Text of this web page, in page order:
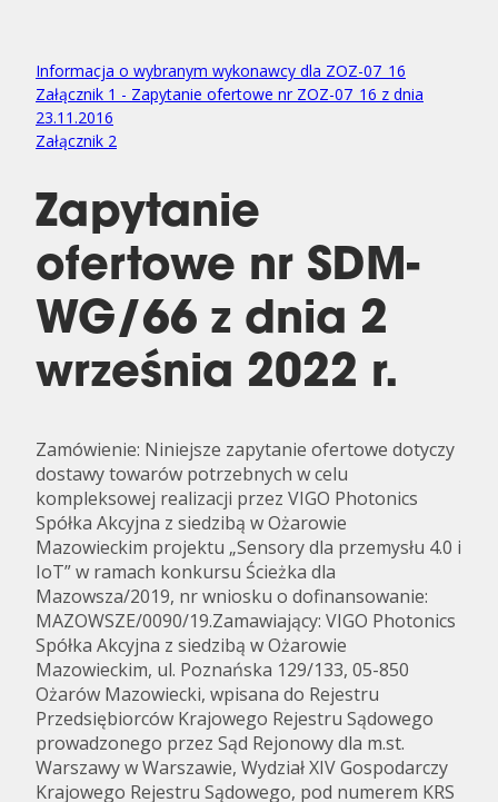
Informacja o wybranym wykonawcy dla ZOZ-07_16
Załącznik 1 - Zapytanie ofertowe nr ZOZ-07_16 z dnia
23.11.2016
Załącznik 2
Zapytanie
ofertowe nr SDM-
WG/66 z dnia 2
września 2022 r.
Zamówienie: Niniejsze zapytanie ofertowe dotyczy
dostawy towarów potrzebnych w celu
kompleksowej realizacji przez VIGO Photonics
Spółka Akcyjna z siedzibą w Ożarowie
Mazowieckim projektu „Sensory dla przemysłu 4.0 i
IoT” w ramach konkursu Ścieżka dla
Mazowsza/2019, nr wniosku o dofinansowanie:
MAZOWSZE/0090/19.Zamawiający: VIGO Photonics
Spółka Akcyjna z siedzibą w Ożarowie
Mazowieckim, ul. Poznańska 129/133, 05-850
Ożarów Mazowiecki, wpisana do Rejestru
Przedsiębiorców Krajowego Rejestru Sądowego
prowadzonego przez Sąd Rejonowy dla m.st.
Warszawy w Warszawie, Wydział XIV Gospodarczy
Krajowego Rejestru Sądowego, pod numerem KRS